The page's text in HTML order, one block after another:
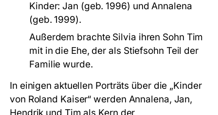
Kinder: Jan (geb. 1996) und Annalena
(geb. 1999).
Außerdem brachte Silvia ihren Sohn Tim
mit in die Ehe, der als Stiefsohn Teil der
Familie wurde.
In einigen aktuellen Porträts über die „Kinder
von Roland Kaiser“ werden Annalena, Jan,